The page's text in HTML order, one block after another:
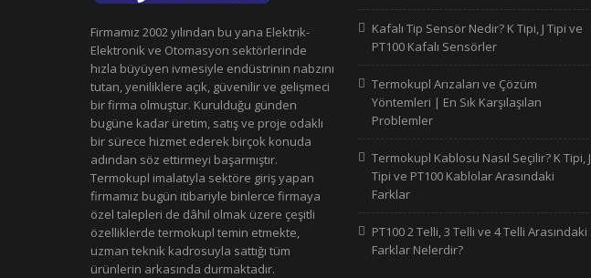
Firmamız 2002 yılından bu yana Elektrik-
Elektronik ve Otomasyon sektörlerinde
hızla büyüyen ivmesiyle endüstrinin nabzını
tutan, yeniliklere açık, güvenilir ve gelişmeci
bir firma olmuştur. Kurulduğu günden
bugüne kadar üretim, satış ve proje odaklı
bir sürece hizmet ederek birçok konuda
adından söz ettirmeyi başarmıştır.
Termokupl imalatıyla sektöre giriş yapan
firmamız bugün itibariyle binlerce firmaya
özel talepleri de dâhil olmak üzere çeşitli
özelliklerde termokupl temin etmekte,
uzman teknik kadrosuyla sattığı tüm
ürünlerin arkasında durmaktadır.
Kafalı Tip Sensör Nedir? K Tipi, J Tipi ve
PT100 Kafalı Sensörler
Termokupl Arızaları ve Çözüm
Yöntemleri | En Sık Karşılaşılan
Problemler
Termokupl Kablosu Nasıl Seçilir? K Tipi, J
Tipi ve PT100 Kablolar Arasındaki
Farklar
PT100 2 Telli, 3 Telli ve 4 Telli Arasındaki
Farklar Nelerdir?